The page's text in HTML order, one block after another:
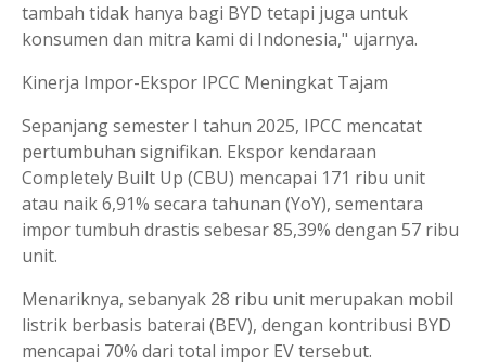
tambah tidak hanya bagi BYD tetapi juga untuk
konsumen dan mitra kami di Indonesia," ujarnya.
Kinerja Impor-Ekspor IPCC Meningkat Tajam
Sepanjang semester I tahun 2025, IPCC mencatat
pertumbuhan signifikan. Ekspor kendaraan
Completely Built Up (CBU) mencapai 171 ribu unit
atau naik 6,91% secara tahunan (YoY), sementara
impor tumbuh drastis sebesar 85,39% dengan 57 ribu
unit.
Menariknya, sebanyak 28 ribu unit merupakan mobil
listrik berbasis baterai (BEV), dengan kontribusi BYD
mencapai 70% dari total impor EV tersebut.